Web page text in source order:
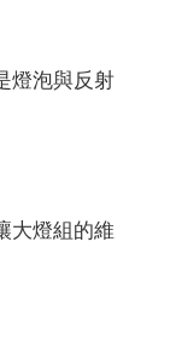
燈泡與反射
大燈組的維